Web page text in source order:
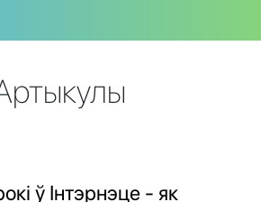
ў Інтэрнэце - як